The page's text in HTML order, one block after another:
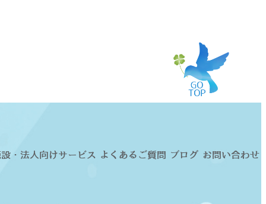
・法人向けサービス よくあるご質問 ブログ お問い合わせ